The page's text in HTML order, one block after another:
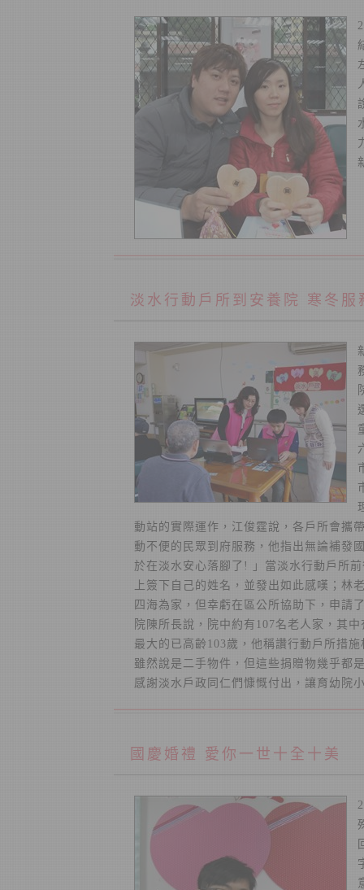
淡水行動戶所到安養院 寒冬服
動站的實際運作，江俊霆說，各戶所會攜
動不便的民眾到府服務，他指出無論補發
於在淡水安心落腳了! 」當淡水行動戶所
上簽下自己的姓名，並發出如此感嘆；林
四海為家，但幸虧在區公所協助下，申請
院陳所長說，院中約有107名老人家，其
最大的已高齡103歲，他稱讚行動戶所措
雖然說是二手物件，但這些捐贈物幾乎都
感謝淡水戶政同仁們慷慨付出，讓育幼院
國慶婚禮 愛你一世十全十美